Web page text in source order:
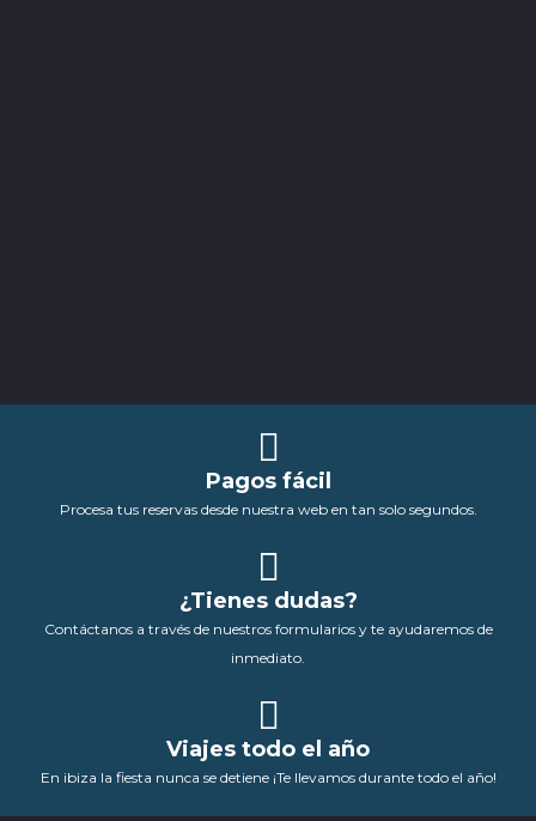
Pagos fácil
Procesa tus reservas desde nuestra web en tan solo segundos.
¿Tienes dudas?
Contáctanos a través de nuestros formularios y te ayudaremos de
inmediato.
Viajes todo el año
En ibiza la fiesta nunca se detiene ¡Te llevamos durante todo el año!